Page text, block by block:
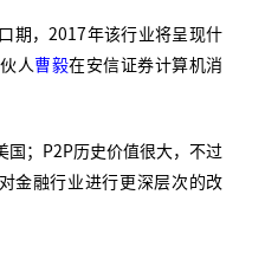
期，2017年该行业将呈现什
人曹毅在安信证券计算机消
国；P2P历史价值很大，不过
金融行业进行更深层次的改